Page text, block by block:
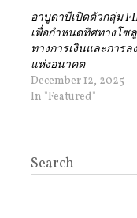
อาบูดาบีเปิดตัวกลุ่ม
เพื่อกำหนดทิศทางโซ
ทางการเงินและการล
แห่งอนาคต
December 12, 2025
In "Featured"
Search